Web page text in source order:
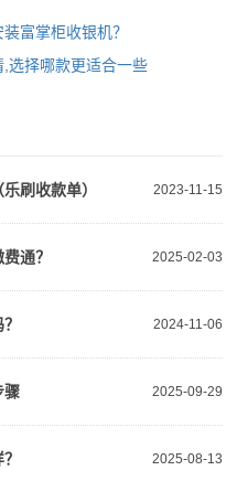
富掌柜收银机？
选择哪款更适合一些
2023-11-15
刷收款单）
2025-02-03
通？
2024-11-06
2025-09-29
骤
2025-08-13